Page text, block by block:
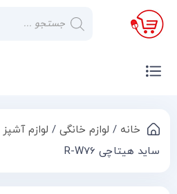
×
صفحه
تصویری
سبد خانه / لوازم خانگی / لوازم
ساید هیتاچی R-W76